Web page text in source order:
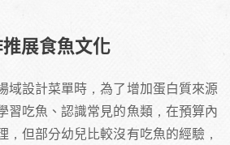
展食魚文化
域設計菜單時，為了增加蛋白質來源
習吃魚、認識常見的魚類，在預算內
，但部分幼兒比較沒有吃魚的經驗，